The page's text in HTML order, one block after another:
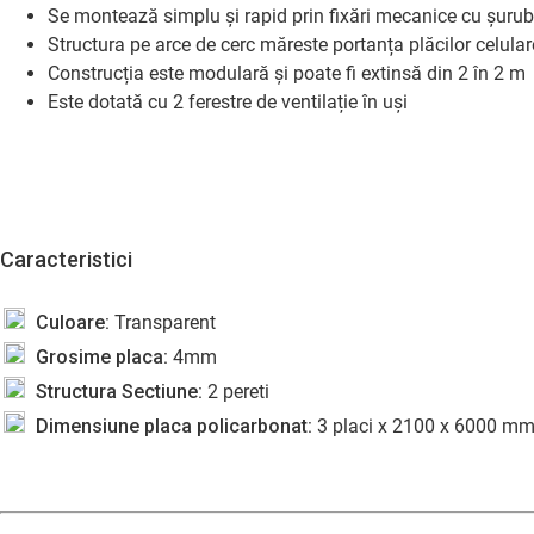
Se montează simplu și rapid prin fixări mecanice cu
Structura pe arce de cerc măreste portanța plăcilor
Construcția este modulară și poate fi extinsă din 2 în 2 m
Este dotată cu 2 ferestre de ventilație în uși
Caracteristici
Culoare: Transparent
Grosime placa: 4mm
Structura Sectiune: 2 pereti
Dimensiune placa policarbonat: 3 placi x 2100 x 6000 mm